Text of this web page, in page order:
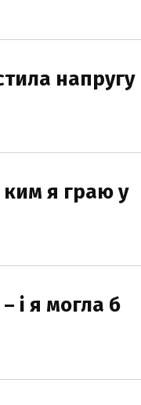
ким я граю у
і я могла б